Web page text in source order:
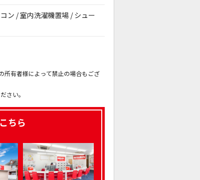
ン / 室内洗濯機置場 / シュー
所有者様によって禁止の場合もござ
さい。
ちら